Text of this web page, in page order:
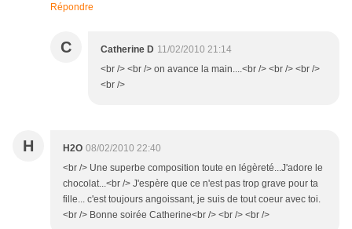
Répondre
C Catherine D 11/02/2010 21:14
<br /> <br /> on avance la main....<br /> <br /> <br />
<br />
H H2O 08/02/2010 22:40
<br /> Une superbe composition toute en légèreté...J'adore le
chocolat...<br /> J'espère que ce n'est pas trop grave pour ta
fille... c'est toujours angoissant, je suis de tout coeur avec toi.
<br /> Bonne soirée Catherine<br /> <br /> <br />